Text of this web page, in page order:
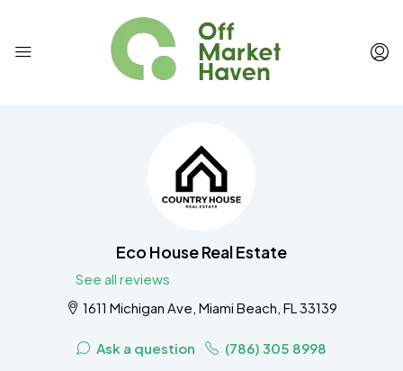
Eco House Real Estate
See all reviews
1611 Michigan Ave, Miami Beach, FL 33139
Ask a question (786) 305 8998